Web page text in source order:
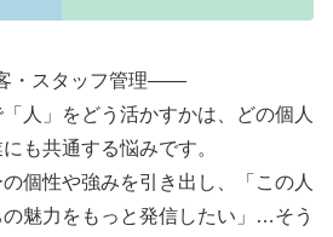
・スタッフ管理――
人」をどう活かすかは、どの個人
も共通する悩みです。
個性や強みを引き出し、「この人
魅力をもっと発信したい」…そう